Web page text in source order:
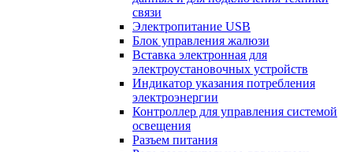
связи
Электропитание USB
Блок управления жалюзи
Вставка электронная для
электроустановочных устройств
Индикатор указания потребления
электроэнергии
Контроллер для управления системой
освещения
Разъем питания